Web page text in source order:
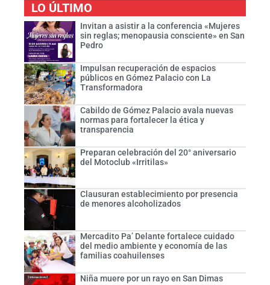
LO ÚLTIMO
Invitan a asistir a la conferencia «Mujeres
sin reglas; menopausia consciente» en San
Pedro
Impulsan recuperación de espacios
públicos en Gómez Palacio con La
Transformadora
Cabildo de Gómez Palacio avala nuevas
normas para fortalecer la ética y
transparencia
Preparan celebración del 20° aniversario
del Motoclub «Irritilas»
Clausuran establecimiento por presencia
de menores alcoholizados
Mercadito Pa’ Delante fortalece cuidado
del medio ambiente y economía de las
familias coahuilenses
Niña muere por un rayo en San Dimas